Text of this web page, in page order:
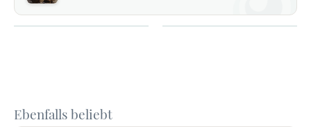
Ebenfalls beliebt